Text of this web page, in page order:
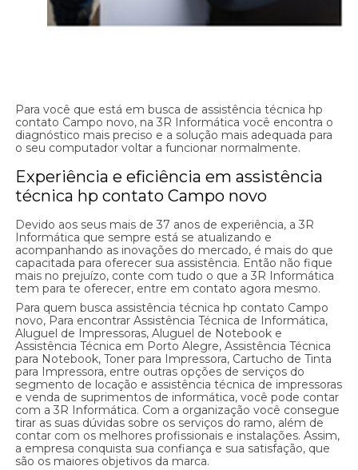
Para você que está em busca de assistência técnica hp
contato Campo novo, na 3R Informática você encontra o
diagnóstico mais preciso e a solução mais adequada para
o seu computador voltar a funcionar normalmente.
Experiência e eficiência em assistência
técnica hp contato Campo novo
Devido aos seus mais de 37 anos de experiência, a 3R
Informática que sempre está se atualizando e
acompanhando as inovações do mercado, é mais do que
capacitada para oferecer sua assistência. Então não fique
mais no prejuízo, conte com tudo o que a 3R Informática
tem para te oferecer, entre em contato agora mesmo.
Para quem busca assistência técnica hp contato Campo
novo, Para encontrar Assistência Técnica de Informática,
Aluguel de Impressoras, Aluguel de Notebook e
Assistência Técnica em Porto Alegre, Assistência Técnica
para Notebook, Toner para Impressora, Cartucho de Tinta
para Impressora, entre outras opções de serviços do
segmento de locação e assistência técnica de impressoras
e venda de suprimentos de informática, você pode contar
com a 3R Informática. Com a organização você consegue
tirar as suas dúvidas sobre os serviços do ramo, além de
contar com os melhores profissionais e instalações. Assim,
a empresa conquista sua confiança e sua satisfação, que
são os maiores objetivos da marca.